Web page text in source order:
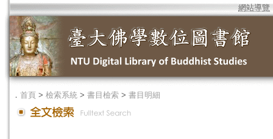
網站導覽
． 首頁 > 檢索系統 > 書目檢索 > 書目明細